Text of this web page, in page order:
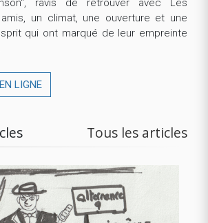
ravis de retrouver avec Les
un climat, une ouverture et une
qui ont marqué de leur empreinte
LIGNE
Tous les articles